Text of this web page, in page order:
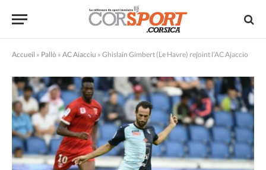
Accueil » Pallò » AC Aiacciu » Ghislain Gimbert (Le Havre) rejoint l’AC Ajaccio